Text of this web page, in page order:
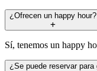
¿Ofrecen un happy hour?
Sí, tenemos un happy
¿Se puede reservar para